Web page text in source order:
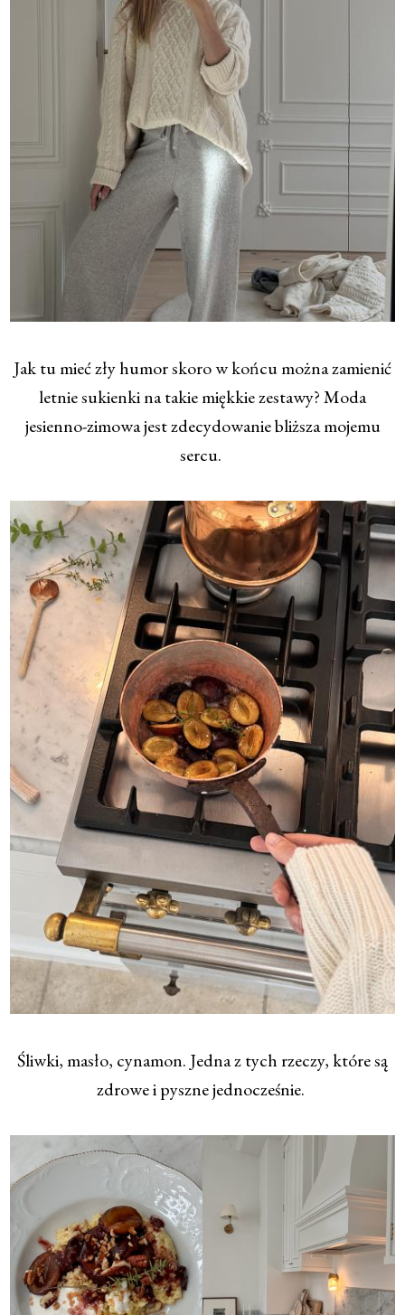
Jak tu mieć zły humor skoro w końcu można zamienić
letnie sukienki na takie miękkie zestawy? Moda
jesienno-zimowa jest zdecydowanie bliższa mojemu
sercu.
Śliwki, masło, cynamon. Jedna z tych rzeczy, które są
zdrowe i pyszne jednocześnie.